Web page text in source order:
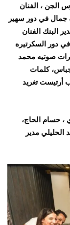
الجن ، الفنان
جمال في دور سهير
البنك الفنان
دور السكرتيره
صوتيه محمد
كلمات
أرتيست تغريد
، حسام الحاج،
مدير